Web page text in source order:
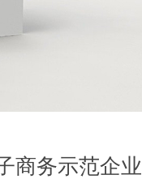
商务示范企业